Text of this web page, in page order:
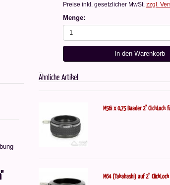
Preise inkl. gesetzlicher MwSt. zzgl.
Menge:
1
In den Warenkorb
Ähnliche Artikel
M56i x 0,75 Baader 2" ClickLock
M64 (Takahashi) auf 2''